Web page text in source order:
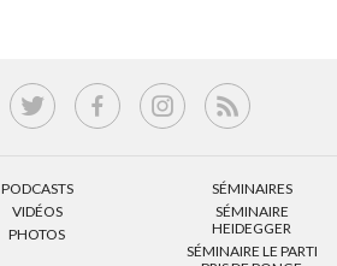
PODCASTS
VIDÉOS
PHOTOS
SÉMINAIRES
SÉMINAIRE
HEIDEGGER
SÉMINAIRE LE PARTI